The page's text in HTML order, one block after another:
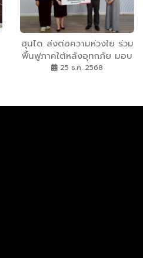
ฮุนได ส่งต่อความห่วงใย ร่วม
ฟื้นฟูภาคใต้หลังอุทกภัย มอบ
เงินผ่านสภากาชาดไทย พร้อม
25 ธ.ค. 2568